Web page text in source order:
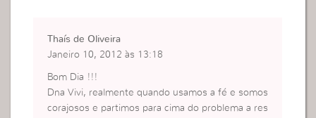
Thaís de Oliveira
Janeiro 10, 2012 às 13:18
Bom Dia !!!
Dna Vivi, realmente quando usamos a fé e somos
corajosos e partimos para cima do problema a res